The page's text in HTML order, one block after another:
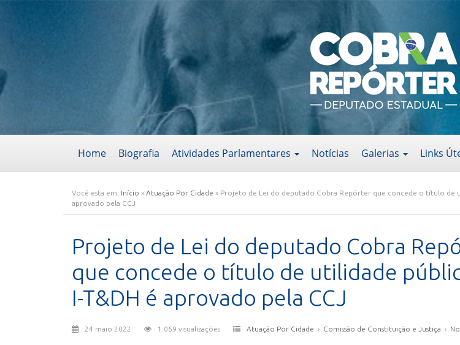
Home Biografia Atividades Parlamentares Notícias Galerias Links
Você esta em: Início » Atuação Por Cidade » Projeto de Lei do deputado Cobra Repórter que concede o título de
aprovado pela CCJ
Projeto de Lei do deputado Cobra
que concede o título de utilidade
I-T&DH é aprovado pela CCJ
24 maio 2022 1.069 visualizações Atuação Por Cidade › Comissão de Constituição e Justiça ›